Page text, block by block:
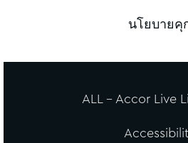
นโยบายคุ
ALL - Accor Live